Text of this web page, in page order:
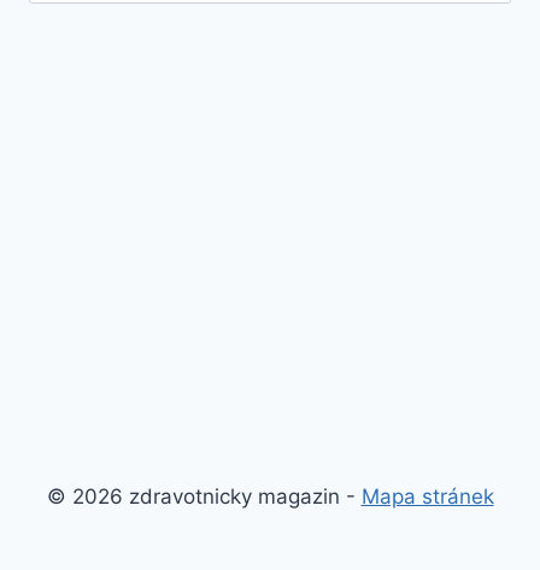
© 2026 zdravotnicky magazin - Mapa stránek